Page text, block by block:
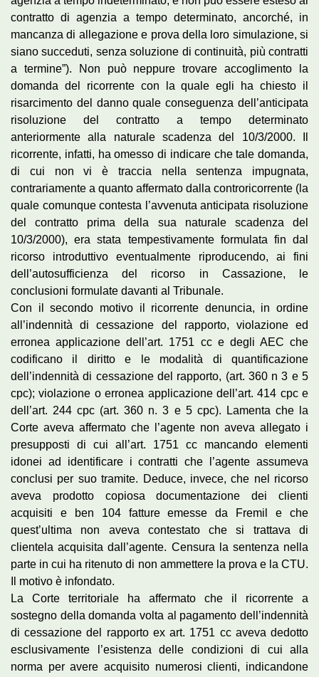
contratto di agenzia a tempo determinato, ancorché, in
mancanza di allegazione e prova della loro simulazione, si
siano succeduti, senza soluzione di continuità, più contratti
a termine”). Non può neppure trovare accoglimento la
domanda del ricorrente con la quale egli ha chiesto il
risarcimento del danno quale conseguenza dell’anticipata
risoluzione del contratto a tempo determinato
anteriormente alla naturale scadenza del 10/3/2000. Il
ricorrente, infatti, ha omesso di indicare che tale domanda,
di cui non vi è traccia nella sentenza impugnata,
contrariamente a quanto affermato dalla controricorrente (la
quale comunque contesta l’avvenuta anticipata risoluzione
del contratto prima della sua naturale scadenza del
10/3/2000), era stata tempestivamente formulata fin dal
ricorso introduttivo eventualmente riproducendo, ai fini
dell’autosufficienza del ricorso in Cassazione, le
conclusioni formulate davanti al Tribunale.
Con il secondo motivo il ricorrente denuncia, in ordine
all’indennità di cessazione del rapporto, violazione ed
erronea applicazione dell’art. 1751 cc e degli AEC che
codificano il diritto e le modalità di quantificazione
dell’indennità di cessazione del rapporto, (art. 360 n 3 e 5
cpc); violazione o erronea applicazione dell’art. 414 cpc e
dell’art. 244 cpc (art. 360 n. 3 e 5 cpc). Lamenta che la
Corte aveva affermato che l’agente non aveva allegato i
presupposti di cui all’art. 1751 cc mancando elementi
idonei ad identificare i contratti che l’agente assumeva
conclusi per suo tramite. Deduce, invece, che nel ricorso
aveva prodotto copiosa documentazione dei clienti
acquisiti e ben 104 fatture emesse da Fremil e che
quest’ultima non aveva contestato che si trattava di
clientela acquisita dall’agente. Censura la sentenza nella
parte in cui ha ritenuto di non ammettere la prova e la CTU.
Il motivo è infondato.
La Corte territoriale ha affermato che il ricorrente a
sostegno della domanda volta al pagamento dell’indennità
di cessazione del rapporto ex art. 1751 cc aveva dedotto
esclusivamente l’esistenza delle condizioni di cui alla
norma per avere acquisito numerosi clienti, indicandone